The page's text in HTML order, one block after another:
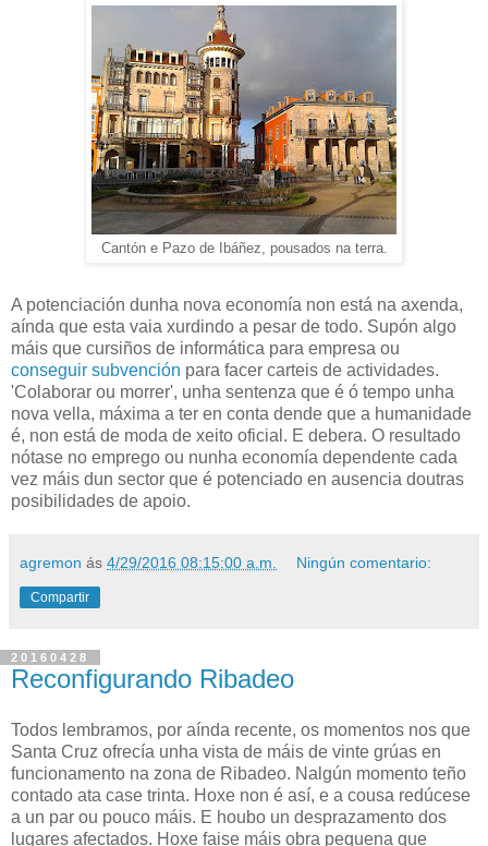
Cantón e Pazo de Ibáñez, pousados na terra.
A potenciación dunha nova economía non está na axenda,
aínda que esta vaia xurdindo a pesar de todo. Supón algo
máis que cursiños de informática para empresa ou
conseguir subvención para facer carteis de actividades.
'Colaborar ou morrer', unha sentenza que é ó tempo unha
nova vella, máxima a ter en conta dende que a humanidade
é, non está de moda de xeito oficial. E debera. O resultado
nótase no emprego ou nunha economía dependente cada
vez máis dun sector que é potenciado en ausencia doutras
posibilidades de apoio.
agremon ás 4/29/2016 08:15:00 a.m. Ningún comentario:
Compartir
20160428
Reconfigurando Ribadeo
Todos lembramos, por aínda recente, os momentos nos que
Santa Cruz ofrecía unha vista de máis de vinte grúas en
funcionamento na zona de Ribadeo. Nalgún momento teño
contado ata case trinta. Hoxe non é así, e a cousa redúcese
a un par ou pouco máis. E houbo un desprazamento dos
lugares afectados. Hoxe faise máis obra pequena que